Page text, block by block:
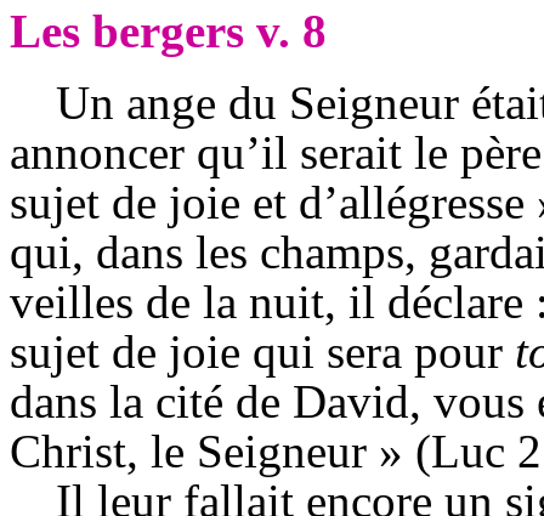
Les bergers v. 8
Un ange du Seigneur
annoncer qu’il serait le
sujet de joie et
qui, dans les champs,
veilles de la nuit, il déclare
sujet de joie qui sera pour
dans la cité de David, vous
Christ, le Seigneur » (Luc
Il leur fallait encore un